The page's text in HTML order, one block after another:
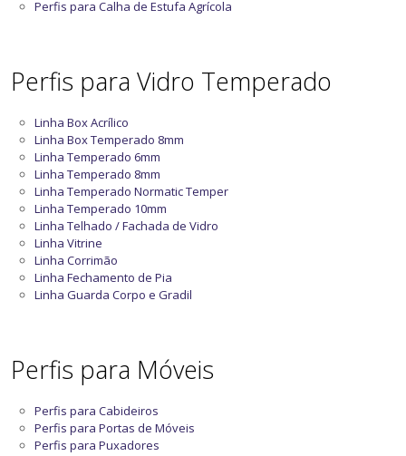
Perfis para Calha de Estufa Agrícola
Perfis para Vidro Temperado
Linha Box Acrílico
Linha Box Temperado 8mm
Linha Temperado 6mm
Linha Temperado 8mm
Linha Temperado Normatic Temper
Linha Temperado 10mm
Linha Telhado / Fachada de Vidro
Linha Vitrine
Linha Corrimão
Linha Fechamento de Pia
Linha Guarda Corpo e Gradil
Perfis para Móveis
Perfis para Cabideiros
Perfis para Portas de Móveis
Perfis para Puxadores